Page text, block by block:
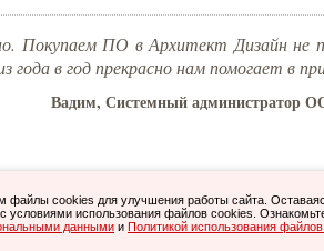
Покупаем ПО в Архитект Дизайн не
года в год прекрасно нам помогает в
Вадим, Системный администратор
файлы cookies для улучшения работы сайта.
условиями использования файлов cookies.
данными и Политикой использования
Все права защищены.
С условиями возврата приобретенного ПО Вы
, тел. 8-800-505-05-40, (495)845-20-40, (812)615-